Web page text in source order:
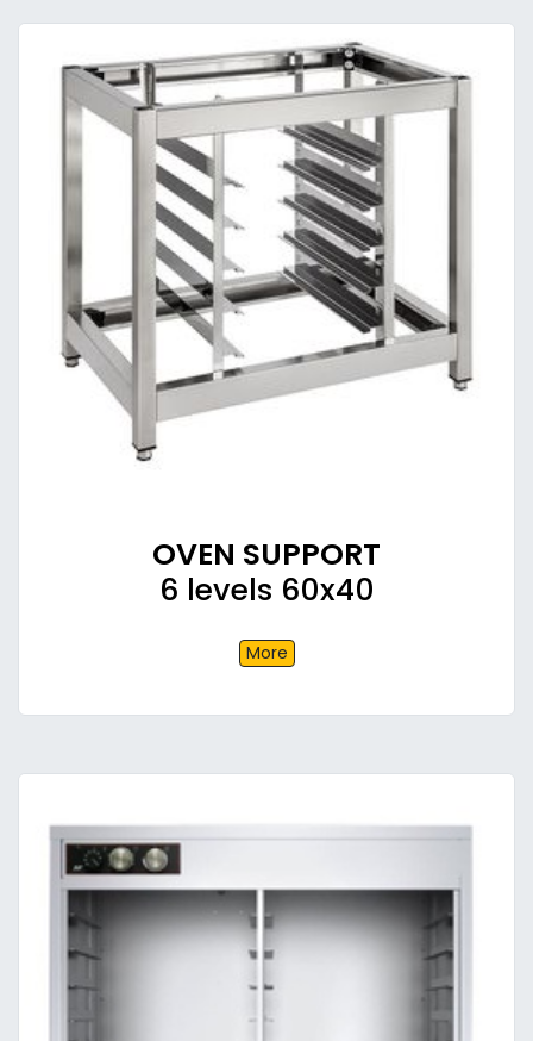
OVEN SUPPORT
6 levels 60x40
More